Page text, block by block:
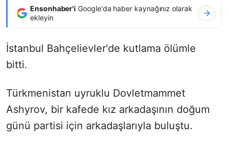
Ensonhaber'i Google'da haber kaynağınız olarak
ekleyin
İstanbul Bahçelievler'de kutlama ölümle
bitti.
Türkmenistan uyruklu Dovletmammet
Ashyrov, bir kafede kız arkadaşının doğum
günü partisi için arkadaşlarıyla buluştu.